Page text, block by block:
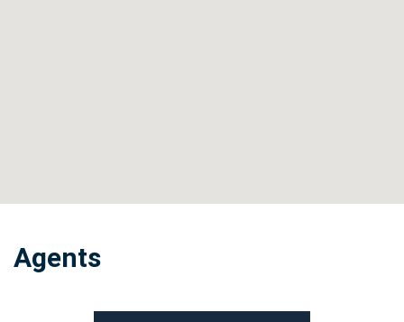
Agents